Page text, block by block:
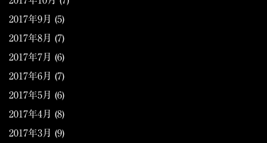
2017年9月 (5)
2017年8月 (7)
2017年7月 (6)
2017年6月 (7)
2017年5月 (6)
2017年4月 (8)
2017年3月 (9)